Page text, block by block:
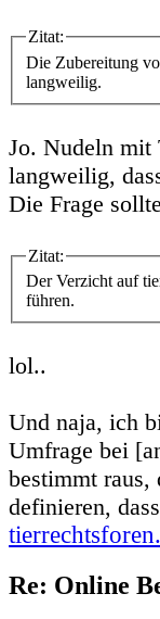
Zitat:
Die Zubereitung
langweilig.
Jo. Nudeln mit
langweilig,
Die Frage
Zitat:
Der Verzicht auf
führen.
lol..
Und naja, ich
Umfrage bei
bestimmt raus,
definieren,
Re: Online